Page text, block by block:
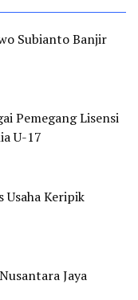
Subianto Banjir
Pemegang Lisensi
U-17
Keripik
Jaya